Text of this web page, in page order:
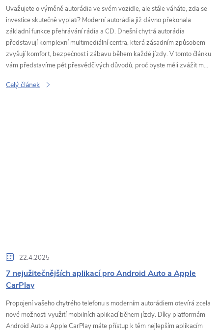
Uvažujete o výměně autorádia ve svém vozidle, ale stále váháte, zda se
investice skutečně vyplatí? Moderní autorádia již dávno překonala
základní funkce přehrávání rádia a CD. Dnešní chytrá autorádia
představují komplexní multimediální centra, která zásadním způsobem
zvyšují komfort, bezpečnost i zábavu během každé jízdy. V tomto článku
vám představíme pět přesvědčivých důvodů, proč byste měli zvážit m...
Celý článek
22.4.2025
7 nejužitečnějších aplikací pro Android Auto a Apple
CarPlay
Propojení vašeho chytrého telefonu s moderním autorádiem otevírá zcela
nové možnosti využití mobilních aplikací během jízdy. Díky platformám
Android Auto a Apple CarPlay máte přístup k těm nejlepším aplikacím